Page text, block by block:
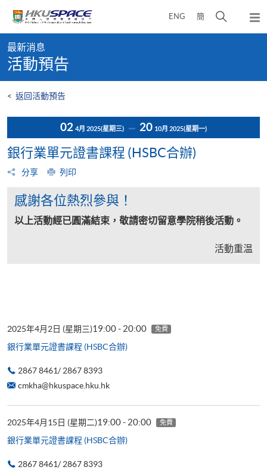
content
ENG 簡
開
彈
出
content
start
最新消息
活動預告
< 返回活動預告
02 4月 2025(星期三) 20 10月 2025(星期一)
銀行業單元證書課程 (HSBC合辦)
分享 列印
感謝各位熱烈參與！
以上活動經已圓滿結束，敬請密切留意學院稍後活動。
活動重温
2025年4月2日 (星期三)19:00 - 20:00 免費
銀行業單元證書課程 (HSBC合辦)
2867 8461/ 2867 8393
cmkha@hkuspace.hku.hk
2025年4月15日 (星期二)19:00 - 20:00 免費
銀行業單元證書課程 (HSBC合辦)
2867 8461/ 2867 8393